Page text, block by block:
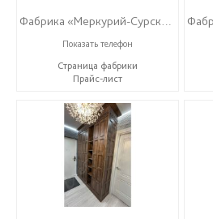
Фабрика «Меркурий-Сурский»
+7 (8415) 73-05-06
Показать телефон
Страница фабрики
Прайс-лист